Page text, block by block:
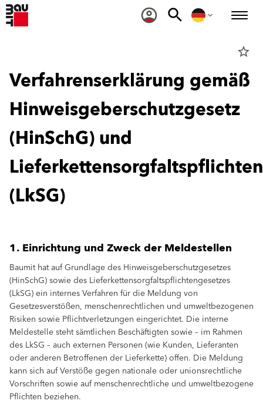
star_border
Verfahrenserklärung gemäß
Hinweisgeberschutzgesetz
(HinSchG) und
(LkSG)
1. Einrichtung und Zweck der Meldestellen
Baumit hat auf Grundlage des Hinweisgeberschutzgesetzes
(HinSchG) sowie des Lieferkettensorgfaltspflichtengesetzes
(LkSG) ein internes Verfahren für die Meldung von
Gesetzesverstößen, menschenrechtlichen und umweltbezogenen
Risiken sowie Pflichtverletzungen eingerichtet. Die interne
Meldestelle steht sämtlichen Beschäftigten sowie – im Rahmen
des LkSG – auch externen Personen (wie Kunden, Lieferanten
oder anderen Betroffenen der Lieferkette) offen. Die Meldung
kann sich auf Verstöße gegen nationale oder unionsrechtliche
Vorschriften sowie auf menschenrechtliche und umweltbezogene
Pflichten beziehen.